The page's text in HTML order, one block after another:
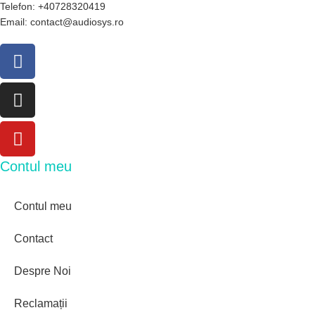
Telefon: +40728320419
Email: contact@audiosys.ro
Contul meu
Contul meu
Contact
Despre Noi
Reclamații